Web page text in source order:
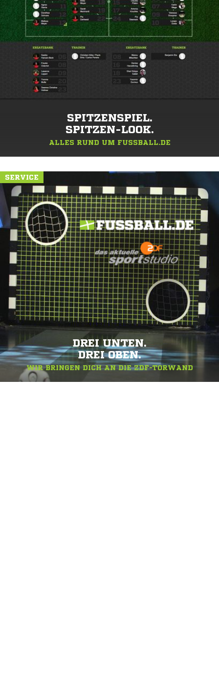
SPITZENSPIEL.
SPITZEN-LOOK.
ALLES RUND UM FUSSBALL.DE
SERVICE
DREI UNTEN.
DREI OBEN.
WIR BRINGEN DICH AN DIE ZDF-TORWAND